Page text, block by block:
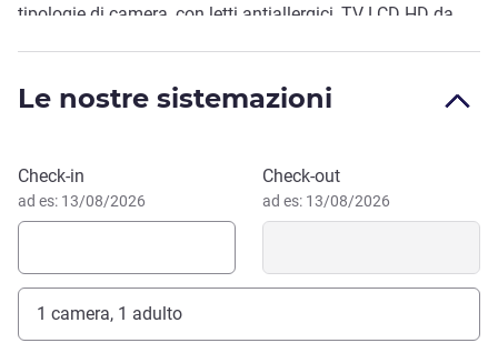
tipologie di camera, con letti antiallergici, TV LCD HD da
bambini, il centro fitness 24 ore su 24, la lavanderia e il
Le nostre sistemazioni
Prenota questo hotel
Check-in
ad es: 13/08/2026
Check-out
ad es: 13/08/2026
1 camera, 1 adulto